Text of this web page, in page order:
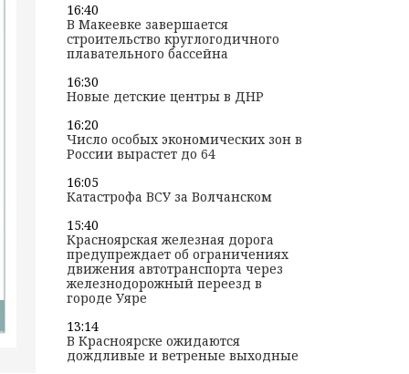
16:40
В Макеевке завершается
строительство круглогодичного
плавательного бассейна
16:30
Новые детские центры в ДНР
16:20
Число особых экономических зон в
России вырастет до 64
16:05
Катастрофа ВСУ за Волчанском
15:40
Красноярская железная дорога
предупреждает об ограничениях
движения автотранспорта через
железнодорожный переезд в
городе Уяре
13:14
В Красноярске ожидаются
дождливые и ветреные выходные